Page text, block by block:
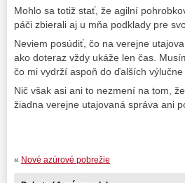
Mohlo sa totiž stať, že agilní
páči zbierali aj u mňa podklady pre
Neviem posúdiť, čo na verejne
ako doteraz vždy ukáže len čas.
čo mi vydrží aspoň do ďalších
Nič však asi ani to nezmení na tom,
žiadna verejne utajovaná správa ani
« Nové azúrové pobrežie